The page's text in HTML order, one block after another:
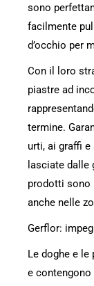
sono
facilmente
d’occhio per
Con il loro
piastre ad
termine.
urti, ai graffi e
lasciate dalle
prodotti sono
anche nelle
Gerflor:
Le doghe e
e